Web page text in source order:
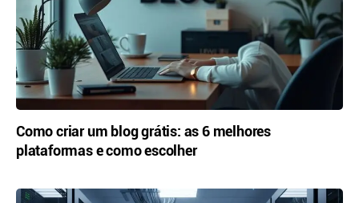
Como criar um blog grátis: as 6 melhores
plataformas e como escolher